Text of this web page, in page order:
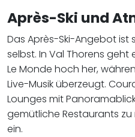
Après-Ski und
Das Après-Ski-Angebot
selbst. In Val Thorens geht
Le Monde hoch her,
Live-Musik überzeugt.
Lounges mit
gemütliche Restaurants
ein.